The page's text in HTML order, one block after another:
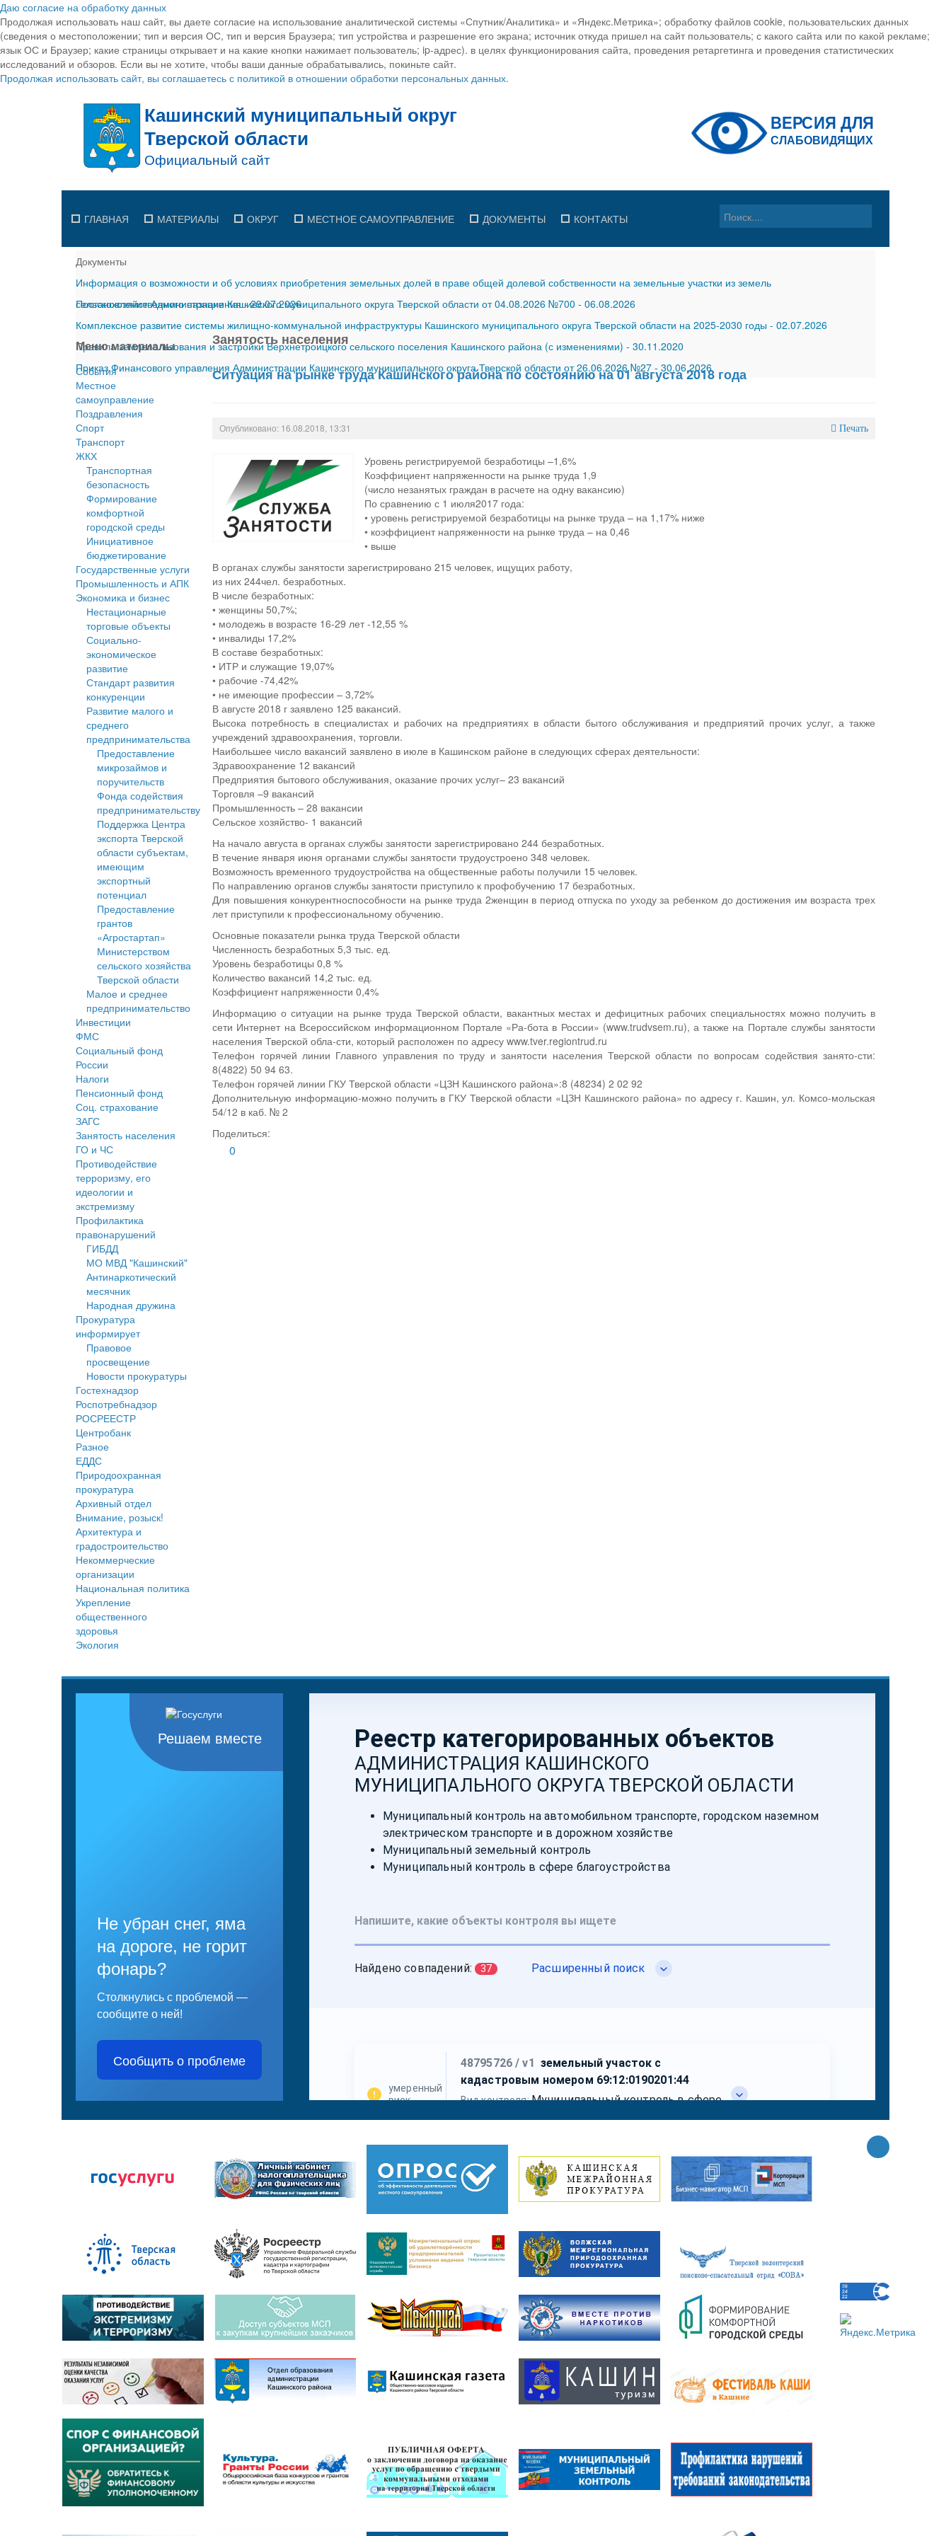
Даю согласие на обработку данных
Продолжая использовать наш сайт, вы даете согласие на использование аналитической системы «Спутник/Аналитика» и «Яндекс.Метрика»; обработку файлов cookie, пользовательских данных
(сведения о местоположении; тип и версия ОС, тип и версия Браузера; тип устройства и разрешение его экрана; источник откуда пришел на сайт пользователь; с какого сайта или по какой рекламе;
язык ОС и Браузер; какие страницы открывает и на какие кнопки нажимает пользователь; ip-адрес). в целях функционирования сайта, проведения ретаргетинга и проведения статистических
исследований и обзоров. Если вы не хотите, чтобы ваши данные обрабатывались, покиньте сайт.
Продолжая использовать сайт, вы соглашаетесь с политикой в отношении обработки персональных данных.
ГЛАВНАЯ МАТЕРИАЛЫ ОКРУГ МЕСТНОЕ САМОУПРАВЛЕНИЕ ДОКУМЕНТЫ КОНТАКТЫ
Документы
Информация о возможности и об условиях приобретения земельных долей в праве общей долевой собственности на земельные участки из земель
сельскохозяйственного назначения-29.07.2026
Постановление Администрации Кашинского муниципального округа Тверской области от 04.08.2026 №700 - 06.08.2026
Комплексное развитие системы жилищно-коммунальной инфраструктуры Кашинского муниципального округа Тверской области на 2025-2030 годы - 02.07.2026
Правила землепользования и застройки Верхнетроицкого сельского поселения Кашинского района (с изменениями) - 30.11.2020
Приказ Финансового управления Администрации Кашинского муниципального округа Тверской области от 26.06.2026 №27 - 30.06.2026
Меню материалы
События
Местное
cамоуправление
Поздравления
Спорт
Транспорт
ЖКХ
Транспортная
безопасность
Формирование
комфортной
городской среды
Инициативное
бюджетирование
Государственные услуги
Промышленность и АПК
Экономика и бизнес
Нестационарные
торговые объекты
Социально-
экономическое
развитие
Стандарт развития
конкуренции
Развитие малого и
среднего
предпринимательства
Предоставление
микрозаймов и
поручительств
Фонда содействия
предпринимательству
Поддержка Центра
экспорта Тверской
области субъектам,
имеющим
экспортный
потенциал
Предоставление
грантов
«Агростартап»
Министерством
сельского хозяйства
Тверской области
Малое и среднее
предпринимательство
Инвестиции
ФМС
Социальный фонд
России
Налоги
Пенсионный фонд
Соц. страхование
ЗАГС
Занятость населения
ГО и ЧС
Противодействие
терроризму, его
идеологии и
экстремизму
Профилактика
правонарушений
ГИБДД
МО МВД "Кашинский"
Антинаркотический
месячник
Народная дружина
Прокуратура
информирует
Правовое
просвещение
Новости прокуратуры
Гостехнадзор
Роспотребнадзор
РОСРЕЕСТР
Центробанк
Разное
ЕДДС
Природоохранная
прокуратура
Архивный отдел
Внимание, розыск!
Архитектура и
градостроительство
Некоммерческие
организации
Национальная политика
Укрепление
общественного
здоровья
Экология
Занятость населения
Ситуация на рынке труда Кашинского района по состоянию на 01 августа 2018 года
Опубликовано: 16.08.2018, 13:31 Печать
Уровень регистрируемой безработицы –1,6%
Коэффициент напряженности на рынке труда 1,9
(число незанятых граждан в расчете на одну вакансию)
По сравнению с 1 июля2017 года:
• уровень регистрируемой безработицы на рынке труда – на 1,17% ниже
• коэффициент напряженности на рынке труда – на 0,46
• выше
В органах службы занятости зарегистрировано 215 человек, ищущих работу,
из них 244чел. безработных.
В числе безработных:
• женщины 50,7%;
• молодежь в возрасте 16-29 лет -12,55 %
• инвалиды 17,2%
В составе безработных:
• ИТР и служащие 19,07%
• рабочие -74,42%
• не имеющие профессии – 3,72%
В августе 2018 г заявлено 125 вакансий.
Высока потребность в специалистах и рабочих на предприятиях в области бытого обслуживания и предприятий прочих услуг, а также
учреждений здравоохранения, торговли.
Наибольшее число вакансий заявлено в июле в Кашинском районе в следующих сферах деятельности:
Здравоохранение 12 вакансий
Предприятия бытового обслуживания, оказание прочих услуг– 23 вакансий
Торговля –9 вакансий
Промышленность – 28 вакансии
Сельское хозяйство- 1 вакансий
На начало августа в органах службы занятости зарегистрировано 244 безработных.
В течение января июня органами службы занятости трудоустроено 348 человек.
Возможность временного трудоустройства на общественные работы получили 15 человек.
По направлению органов службы занятости приступило к профобучению 17 безработных.
Для повышения конкурентноспособности на рынке труда 2женщин в период отпуска по уходу за ребенком до достижения им возраста трех
лет приступили к профессиональному обучению.
Основные показатели рынка труда Тверской области
Численность безработных 5,3 тыс. ед.
Уровень безработицы 0,8 %
Количество вакансий 14,2 тыс. ед.
Коэффициент напряженности 0,4%
Информацию о ситуации на рынке труда Тверской области, вакантных местах и дефицитных рабочих специальностях можно получить в
сети Интернет на Всероссийском информационном Портале «Ра-бота в России» (www.trudvsem.ru), а также на Портале службы занятости
населения Тверской обла-сти, который расположен по адресу www.tver.regiontrud.ru
Телефон горячей линии Главного управления по труду и занятости населения Тверской области по вопросам содействия занято-сти:
8(4822) 50 94 63.
Телефон горячей линии ГКУ Тверской области «ЦЗН Кашинского района»:8 (48234) 2 02 92
Дополнительную информацию-можно получить в ГКУ Тверской области «ЦЗН Кашинского района» по адресу г. Кашин, ул. Комсо-мольская
54/12 в каб. № 2
Поделиться:
0
Решаем вместе
Не убран снег, яма
на дороге, не горит
фонарь?
Столкнулись с проблемой —
сообщите о ней!
Сообщить о проблеме